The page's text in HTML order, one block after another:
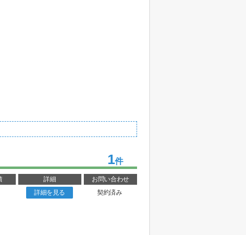
1件
詳細
お問い合わせ
詳細を見る
契約済み